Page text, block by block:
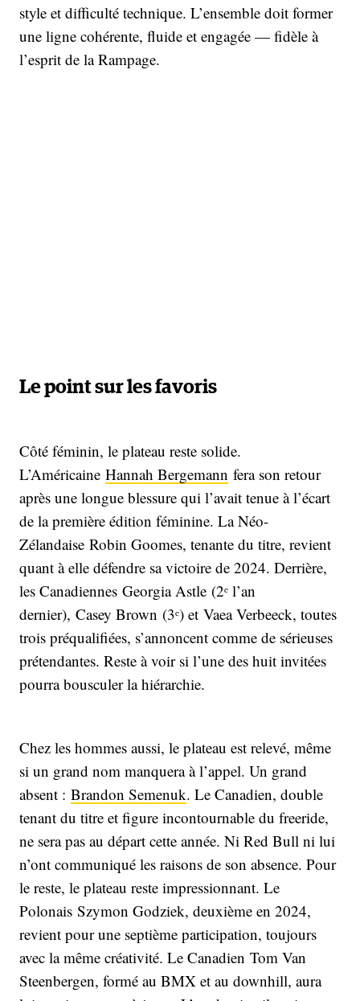
style et difficulté technique. L’ensemble doit former
une ligne cohérente, fluide et engagée — fidèle à
l’esprit de la Rampage.
Le point sur les favoris
Côté féminin, le plateau reste solide.
L’Américaine Hannah Bergemann fera son retour
après une longue blessure qui l’avait tenue à l’écart
de la première édition féminine. La Néo-
Zélandaise Robin Goomes, tenante du titre, revient
quant à elle défendre sa victoire de 2024. Derrière,
les Canadiennes Georgia Astle (2ᵉ l’an
dernier), Casey Brown (3ᵉ) et Vaea Verbeeck, toutes
trois préqualifiées, s’annoncent comme de sérieuses
prétendantes. Reste à voir si l’une des huit invitées
pourra bousculer la hiérarchie.
Chez les hommes aussi, le plateau est relevé, même
si un grand nom manquera à l’appel. Un grand
absent : Brandon Semenuk. Le Canadien, double
tenant du titre et figure incontournable du freeride,
ne sera pas au départ cette année. Ni Red Bull ni lui
n’ont communiqué les raisons de son absence. Pour
le reste, le plateau reste impressionnant. Le
Polonais Szymon Godziek, deuxième en 2024,
revient pour une septième participation, toujours
avec la même créativité. Le Canadien Tom Van
Steenbergen, formé au BMX et au downhill, aura